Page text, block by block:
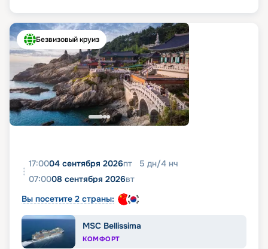
Безвизовый круиз
17:0004 сентября 2026пт 5 дн/4 нч
07:0008 сентября 2026вт
Вы посетите 2 страны:
MSC Bellissima
КОМФОРТ